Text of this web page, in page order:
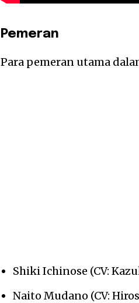
Pemeran
Para pemeran utama
Shiki Ichinose (CV:
Naito Mudano (CV: